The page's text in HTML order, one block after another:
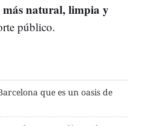
natural, limpia y
público.
que es un oasis de